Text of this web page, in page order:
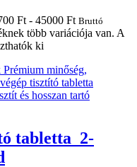
Ft - 45000 Ft Bruttó
több variációja van. A
ki
tabletta 2-